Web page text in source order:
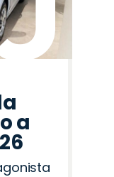
a